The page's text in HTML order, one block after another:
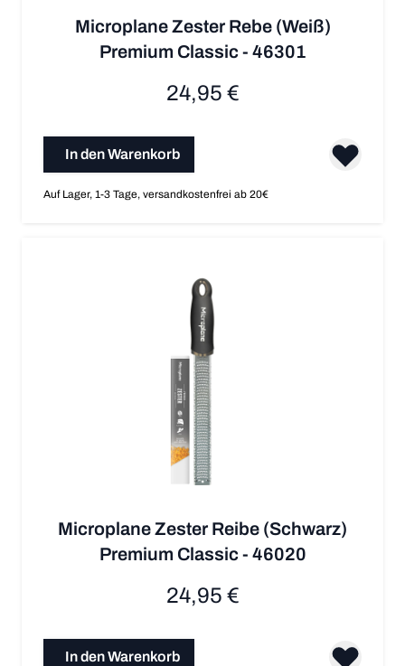
Microplane Zester Rebe (Weiß)
Premium Classic - 46301
24,95 €
In den Warenkorb
Auf Lager, 1-3 Tage, versandkostenfrei ab 20€
Microplane Zester Reibe (Schwarz)
Premium Classic - 46020
24,95 €
In den Warenkorb